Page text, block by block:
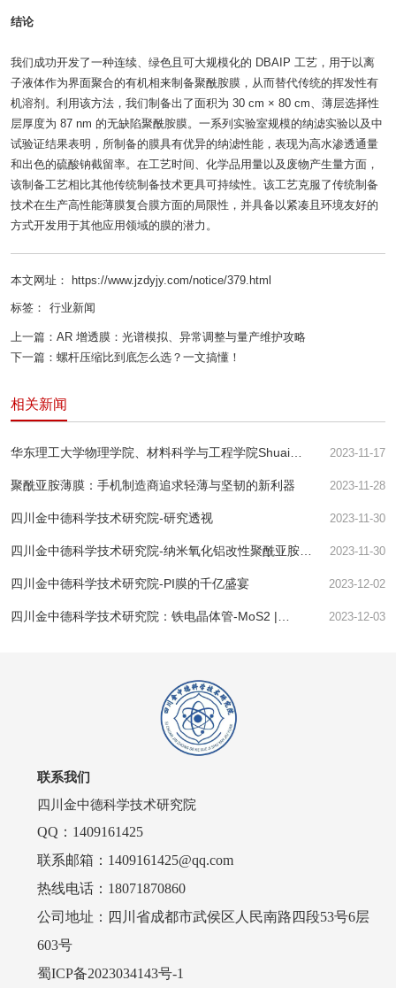
结论
我们成功开发了一种连续、绿色且可大规模化的 DBAIP 工艺，用于以离
子液体作为界面聚合的有机相来制备聚酰胺膜，从而替代传统的挥发性有
机溶剂。利用该方法，我们制备出了面积为 30 cm × 80 cm、薄层选择性
层厚度为 87 nm 的无缺陷聚酰胺膜。一系列实验室规模的纳滤实验以及中
试验证结果表明，所制备的膜具有优异的纳滤性能，表现为高水渗透通量
和出色的硫酸钠截留率。在工艺时间、化学品用量以及废物产生量方面，
该制备工艺相比其他传统制备技术更具可持续性。该工艺克服了传统制备
技术在生产高性能薄膜复合膜方面的局限性，并具备以紧凑且环境友好的
方式开发用于其他应用领域的膜的潜力。
本文网址： https://www.jzdyjy.com/notice/379.html
标签： 行业新闻
上一篇： AR 增透膜：光谱模拟、异常调整与量产维护攻略
下一篇： 螺杆压缩比到底怎么选？一文搞懂！
相关新闻
2023-11-17
华东理工大学物理学院、材料科学与工程学院Shuai
应纳米通道
2023-11-28
聚酰亚胺薄膜：手机制造商追求轻薄与坚韧的新利器
2023-11-30
四川金中德科学技术研究院-研究透视
2023-11-30
四川金中德科学技术研究院-纳米氧化铝改性聚酰亚胺薄
2023-12-02
四川金中德科学技术研究院-PI膜的千亿盛宴
2023-12-03
四川金中德科学技术研究院：铁电晶体管-MoS2 |
联系我们
四川金中德科学技术研究院
QQ：1409161425
联系邮箱：1409161425@qq.com
热线电话：18071870860
公司地址：四川省成都市武侯区人民南路四段53号6层
603号
蜀ICP备2023034143号-1